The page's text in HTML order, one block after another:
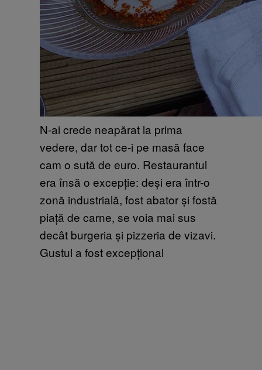
N-ai crede neapărat la prima
vedere, dar tot ce-i pe masă face
cam o sută de euro. Restaurantul
era însă o excepție: deși era într-o
zonă industrială, fost abator și fostă
piață de carne, se voia mai sus
decât burgeria și pizzeria de vizavi.
Gustul a fost excepțional